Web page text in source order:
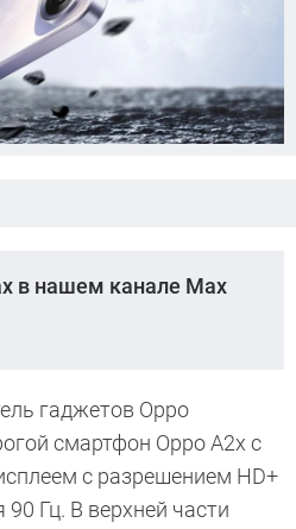
в нашем канале Max
гаджетов Oppo
смартфон Oppo A2x с
с разрешением HD+
Гц. В верхней части